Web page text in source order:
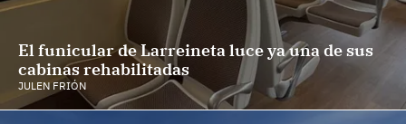
El funicular de Larreineta luce ya una de sus
cabinas rehabilitadas
JULEN FRIÓN